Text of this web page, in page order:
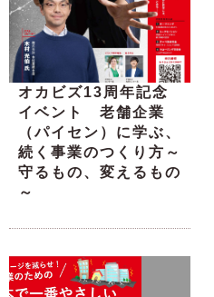
オカビズ13周年記念
イベント 老舗企業
（パイセン）に学ぶ、
続く事業のつくり方～
守るもの、変えるもの
～